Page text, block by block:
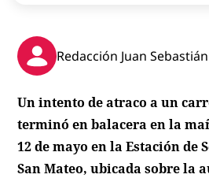
Redacción Juan
Un intento de atraco a un
terminó en balacera en la
12 de mayo en la Estación de
San Mateo, ubicada sobre la